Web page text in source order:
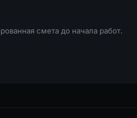
смета до начала работ.